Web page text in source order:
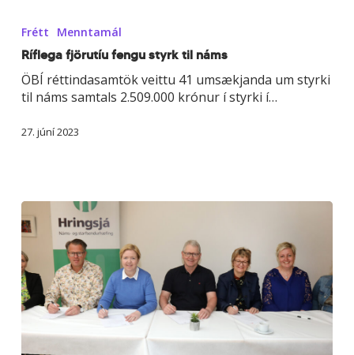
fengu
styrk
til
náms
Frétt Menntamál
Ríflega fjörutíu fengu styrk til náms
ÖBÍ réttindasamtök veittu 41 umsækjanda um styrki
til náms samtals 2.509.000 krónur í styrki í…
27. júní 2023